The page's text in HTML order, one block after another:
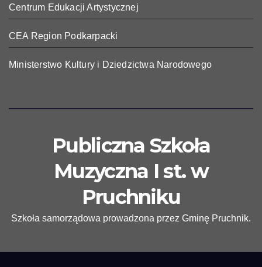
Centrum Edukacji Artystycznej
CEA Region Podkarpacki
Ministerstwo Kultury i Dziedzictwa Narodowego
Publiczna Szkoła
Muzyczna I st. w
Pruchniku
Szkoła samorządowa prowadzona przez Gminę Pruchnik.